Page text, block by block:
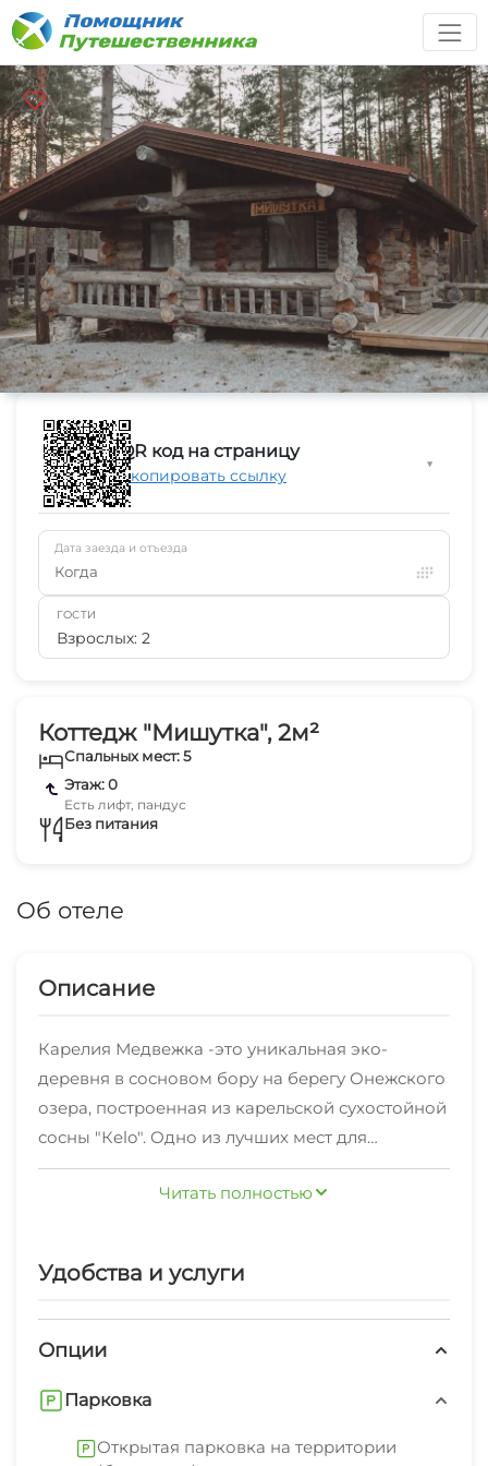
Коттедж "Мишутка", 2м²
Спальных мест: 5
Этаж: 0
Есть лифт, пандус
Без питания
Об отеле
Описание
Карелия Медвежка -это уникальная эко-
деревня в сосновом бору на берегу Онежского
озера, построенная из карельской сухостойной
сосны "Кelo". Одно из лучших мест для
семейного отдыха в Карелии, здесь Вы сможете
отдохнуть от городской суеты, шума машин и
большой компании, так и уютный коттедж для
меблировка позволяет чувствовать себя
сочетаются на фоне природы.
озерах водится приличное количество рыбы, в
Читать полностью
Удобства и услуги
Опции
Парковка
Открытая парковка на территории
QR код на страницу
Скопировать ссылку
▼
Дата заезда и отъезда
Когда
ГОСТИ
Взрослых: 2